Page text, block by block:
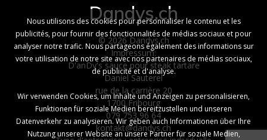
Dandys.ch
© 2026 Dandys.ch
Impressum:
D'anDy's sauce pour steak tartare
Daniel Sauterel
rue de la carrière 20
1700 Fribourg
079 753 96 64
kontakt@dandys.ch
Nous utilisons des cookies pour personnaliser le contenu et les
publicités, pour fournir des fonctionnalités de médias sociaux et pour
analyser notre trafic. Nous partageons également des informations sur
votre utilisation de notre site avec nos partenaires de médias sociaux,
de publicité et d'analyse.
Wir verwenden Cookies, um Inhalte und Anzeigen zu personalisieren,
Funktionen für soziale Medien bereitzustellen und unseren
Datenverkehr zu analysieren. Wir geben auch Informationen über Ihre
Nutzung unserer Website an unsere Partner für soziale Medien,